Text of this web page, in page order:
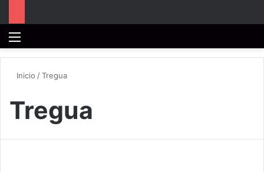
Inicio /Tregua
Tregua